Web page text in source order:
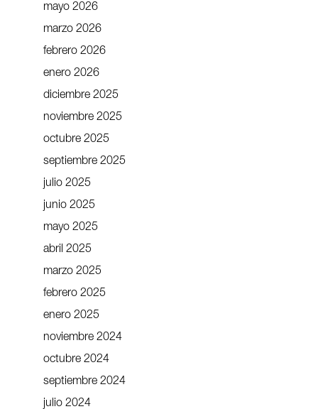
mayo 2026
marzo 2026
febrero 2026
enero 2026
diciembre 2025
noviembre 2025
octubre 2025
septiembre 2025
julio 2025
junio 2025
mayo 2025
abril 2025
marzo 2025
febrero 2025
enero 2025
noviembre 2024
octubre 2024
septiembre 2024
julio 2024